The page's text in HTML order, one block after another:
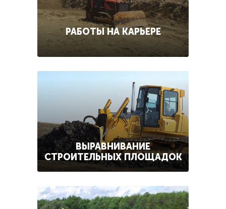
РАБОТЫ НА КАРЬЕРЕ
ВЫРАВНИВАНИЕ
СТРОИТЕЛЬНЫХ ПЛОЩАДОК